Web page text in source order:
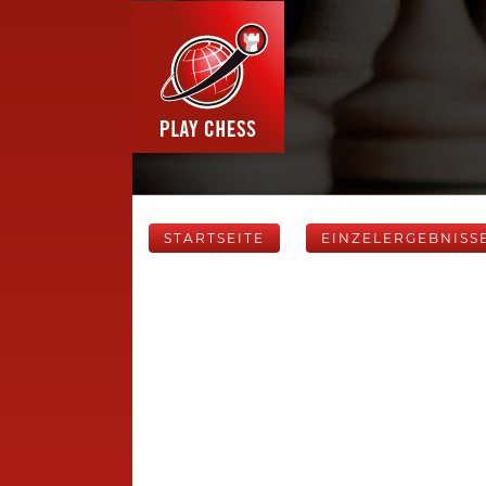
STARTSEITE